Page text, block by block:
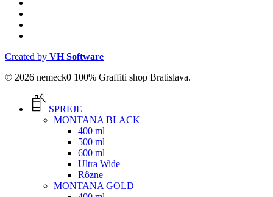
Created by VH Software
© 2026 nemeck0 100% Graffiti shop Bratislava.
Menu
SPREJE
MONTANA BLACK
400 ml
500 ml
600 ml
Ultra Wide
Rôzne
MONTANA GOLD